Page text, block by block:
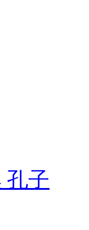
孔子